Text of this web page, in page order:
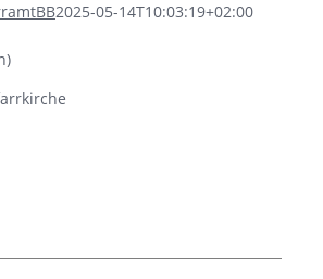
2025-05-14T10:03:19+02:00